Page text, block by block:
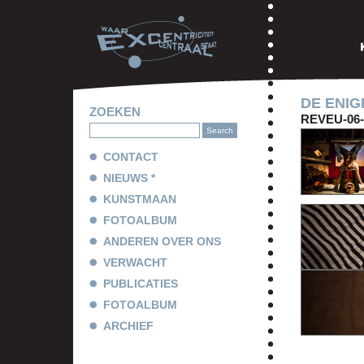
ZOEKEN
CONTACT
NIEUWS *
KUNSTMAAN
FOTOALBUM
ANDEREN OVER ONS
VERWACHT
PUBLICATIES
FOTOALBUM
ARCHIEF
DE
REVEU-